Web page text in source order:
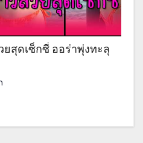
สุดเซ็กซี่ ออร่าพุ่งทะลุ